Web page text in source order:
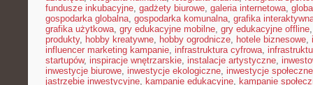
fundusze inkubacyjne, gadżety biurowe, galeria internetowa,
gospodarka globalna, gospodarka komunalna, grafika
grafika użytkowa, gry edukacyjne mobilne, gry edukacyjne offline
produkty, hobby kreatywne, hobby ogrodnicze, hotele biznesowe,
influencer marketing kampanie, infrastruktura cyfrowa,
startupów, inspiracje wnętrzarskie, instalacje artystyczne,
inwestycje biurowe, inwestycje ekologiczne, inwestycje społeczne
jastrzębie inwestycyjne, kampanie edukacyjne, kampanie